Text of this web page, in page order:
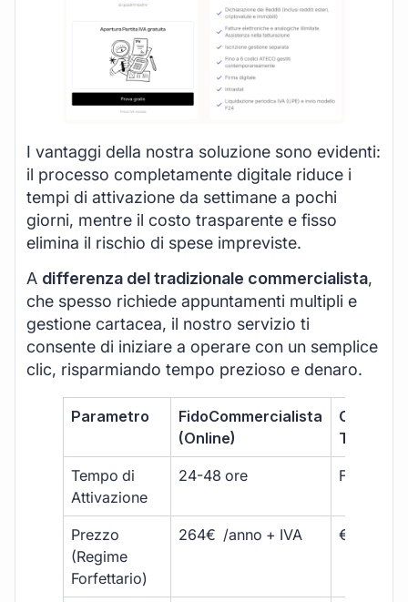
I vantaggi della nostra soluzione sono evidenti:
il processo completamente digitale riduce i
tempi di attivazione da settimane a pochi
giorni, mentre il costo trasparente e fisso
elimina il rischio di spese impreviste.
A differenza del tradizionale commercialista,
che spesso richiede appuntamenti multipli e
gestione cartacea, il nostro servizio ti
consente di iniziare a operare con un semplice
clic, risparmiando tempo prezioso e denaro.
Parametro
FidoCommercialista
(Online)
Tempo di
Attivazione
24-48 ore Fino a 30
Prezzo
(Regime
Forfettario)
264€ /anno + IVA €500 –